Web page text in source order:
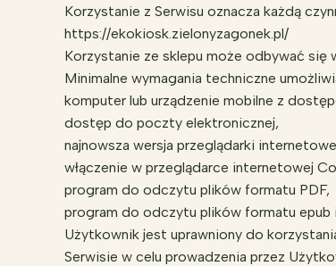
Korzystanie z Serwisu oznacza każdą
https://ekokiosk.zielonyzagonek.pl/
Korzystanie ze sklepu może odbywać się
Minimalne wymagania techniczne
komputer lub urządzenie mobilne z
dostęp do poczty elektronicznej,
najnowsza wersja przeglądarki
włączenie w przeglądarce internetowej
program do odczytu plików formatu PDF,
program do odczytu plików formatu epub
Użytkownik jest uprawniony do
Serwisie w celu prowadzenia przez